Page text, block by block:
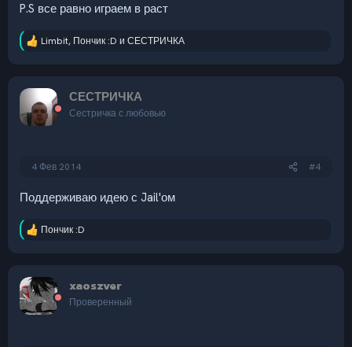
P.S все равно играем в раст
Р
и
Limbit, Пончик :D и СЕСТРИЧКА
СЕСТРИЧКА
Сестричка с любовью
4 Фев 2014 #4
Поддерживаю идею с Jail'ом
Р
ц
и
и
Пончик :D
xaoszver
Проверенный